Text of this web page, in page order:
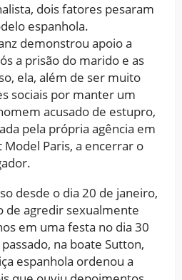
dois fatores pesaram
espanhola.
demonstrou apoio a
a prisão do marido e as
ela, além de ser muito
sociais por manter um
acusado de estupro,
pela própria agência em
Model Paris, a encerrar o
desde o dia 20 de janeiro,
de agredir sexualmente
em uma festa no dia 30
na boate Sutton,
espanhola ordenou a